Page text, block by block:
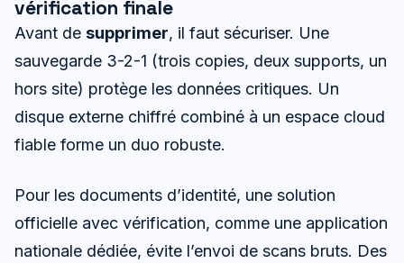
vérification finale
Avant de supprimer, il faut sécuriser. Une
sauvegarde 3-2-1 (trois copies, deux supports, un
hors site) protège les données critiques. Un
disque externe chiffré combiné à un espace cloud
fiable forme un duo robuste.
Pour les documents d’identité, une solution
officielle avec vérification, comme une application
nationale dédiée, évite l’envoi de scans bruts. Des